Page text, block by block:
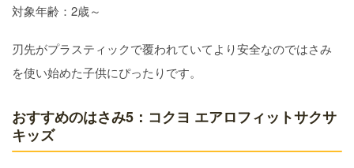
対象年齢：2歳～
刃先がプラスティックで覆われていてより安全なのではさみ
を使い始めた子供にぴったりです。
おすすめのはさみ5：コクヨ エアロフィットサクサ
キッズ